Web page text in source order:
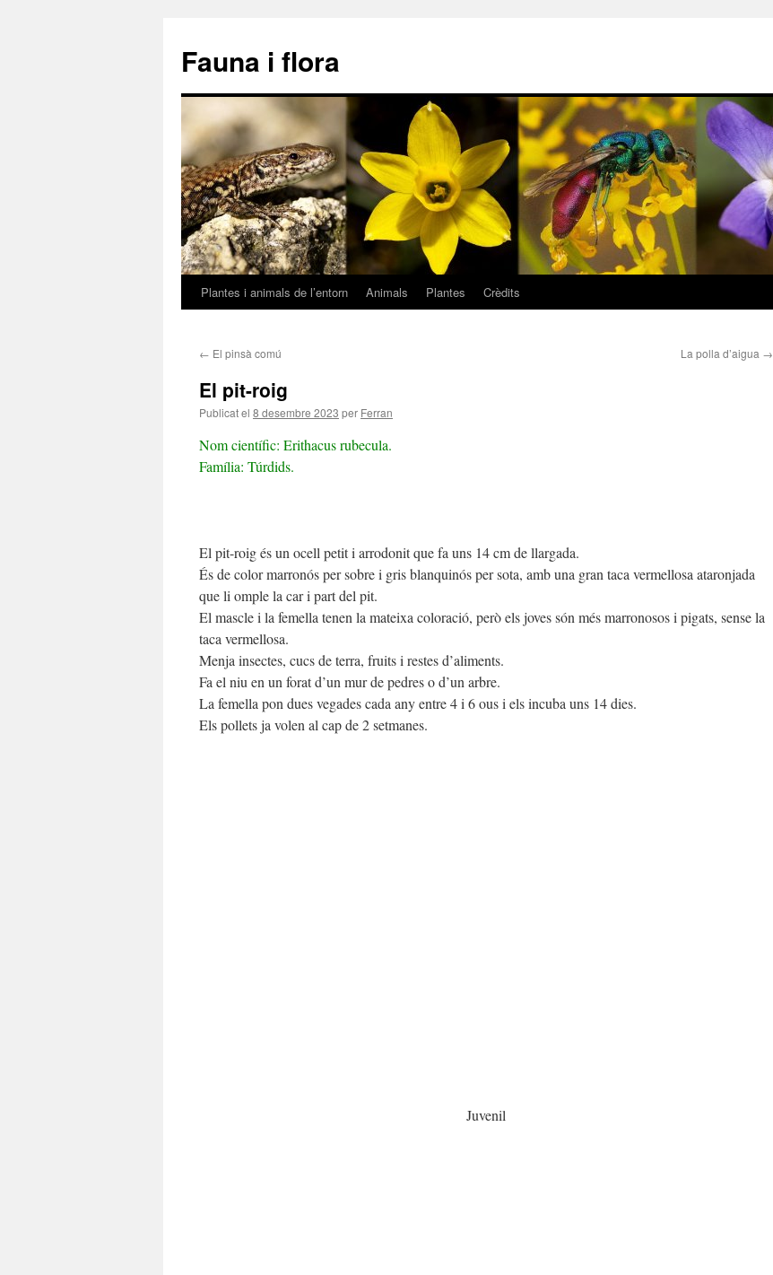
Fauna i flora
Vés
contingut
Plantes i animals de l’entorn Animals Plantes Crèdits
← El pinsà comú La polla d’aigua →
El pit-roig
Publicat el 8 desembre 2023 per Ferran
Nom científic: Erithacus rubecula.
Família: Túrdids.
El pit-roig és un ocell petit i arrodonit que fa uns 14 cm de llargada.
És de color marronós per sobre i gris blanquinós per sota, amb una gran taca vermellosa ataronjada
que li omple la car i part del pit.
El mascle i la femella tenen la mateixa coloració, però els joves són més marronosos i pigats, sense la
taca vermellosa.
Menja insectes, cucs de terra, fruits i restes d’aliments.
Fa el niu en un forat d’un mur de pedres o d’un arbre.
La femella pon dues vegades cada any entre 4 i 6 ous i els incuba uns 14 dies.
Els pollets ja volen al cap de 2 setmanes.
Juvenil